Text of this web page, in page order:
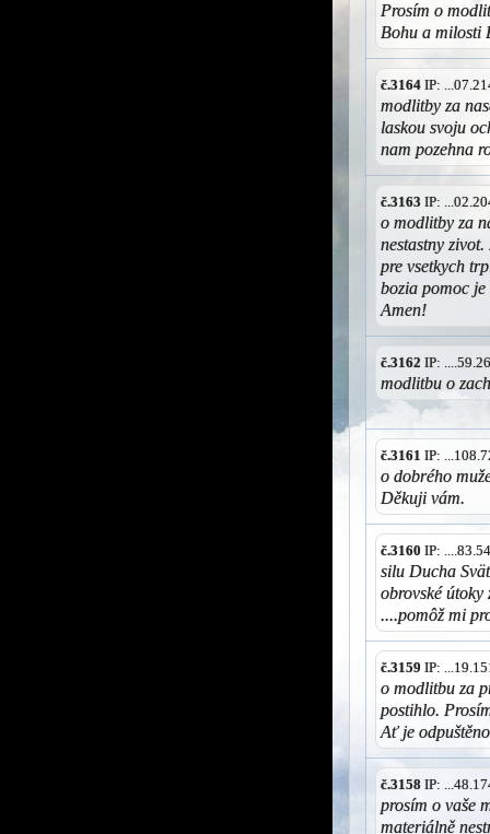
Prosím o
Bohu a milosti
č.3164 IP:
modlitby za
laskou svoju
nam pozehna
č.3163 IP:
o modlitby za
nestastny
pre vsetkych
bozia pomoc
Amen!
č.3162 IP:
modlitbu o
č.3161 IP:
o dobrého
Děkuji vám.
č.3160 IP:
silu Ducha
obrovské
....pomôž mi
č.3159 IP:
o modlitbu za
postihlo.
Ať je
č.3158 IP:
prosím o vaše
materiálně